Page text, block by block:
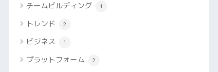
チームビルディング 1
トレンド 2
ビジネス 1
プラットフォーム 2